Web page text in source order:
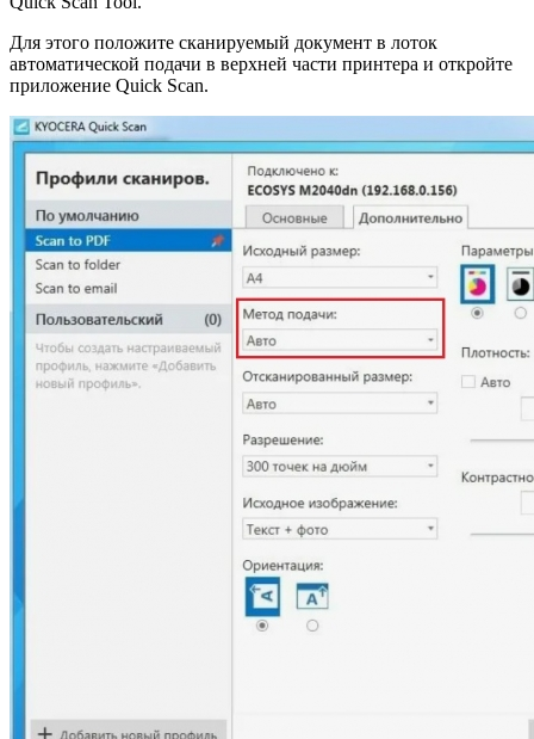
Для этого положите сканируемый документ в лоток
автоматической подачи в верхней части принтера и откройте
приложение Quick Scan.